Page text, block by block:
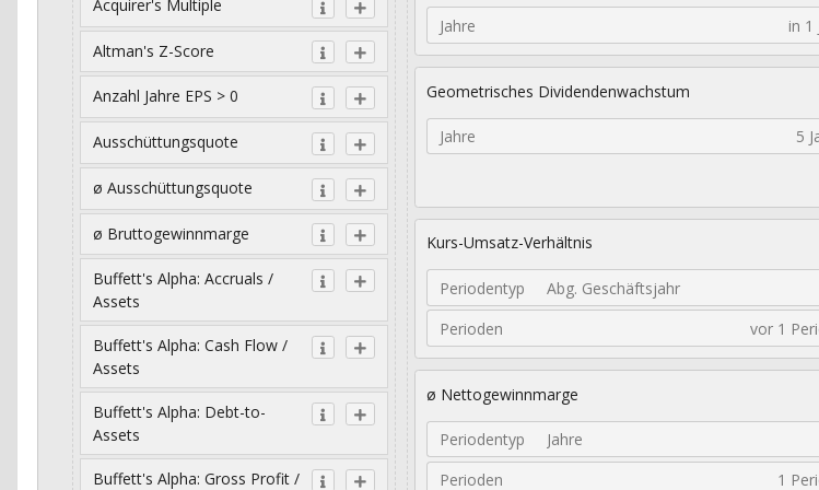
Acquirer's Multiple
Altman's Z-Score
Anzahl Jahre EPS > 0
Ausschüttungsquote
ø Ausschüttungsquote
ø Bruttogewinnmarge
Buffett's Alpha: Accruals /
Assets
Buffett's Alpha: Cash Flow /
Assets
Buffett's Alpha: Debt-to-
Assets
Buffett's Alpha: Gross Profit /
Jahre
Geometrisches Dividendenwachstum
Jahre
Kurs-Umsatz-Verhältnis
Periodentyp
Abg. Geschäftsjahr
Perioden
ø Nettogewinnmarge
Periodentyp
Jahre
Perioden